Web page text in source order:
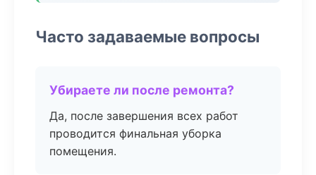
Часто задаваемые вопросы
Убираете ли после ремонта?
Да, после завершения всех работ
проводится финальная уборка
помещения.